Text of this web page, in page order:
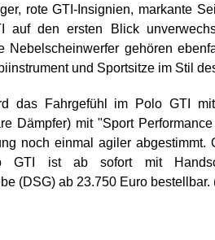
rote GTI-Insignien, markante
auf den ersten Blick
Nebelscheinwerfer gehören
und Sportsitze im Stil
das Fahrgefühl im Polo GTI
Dämpfer) mit "Sport
noch einmal agiler
GTI ist ab sofort mit
(DSG) ab 23.750 Euro bestellbar.